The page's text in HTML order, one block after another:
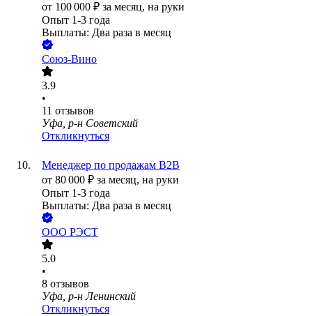
от 100 000 ₽ за месяц, на руки
Опыт 1-3 года
Выплаты: Два раза в месяц
Союз-Вино
3.9
•
11 отзывов
Уфа, р-н Советский
Откликнуться
Менеджер по продажам B2B
от 80 000 ₽ за месяц, на руки
Опыт 1-3 года
Выплаты: Два раза в месяц
ООО РЭСТ
5.0
•
8 отзывов
Уфа, р-н Ленинский
Откликнуться